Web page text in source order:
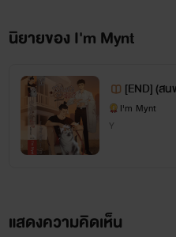
นิยายของ I'm Mynt
[END] (ส
อง?[ใต้กาวน์]
I'm Mynt
Y
แสดงความคิดเห็น